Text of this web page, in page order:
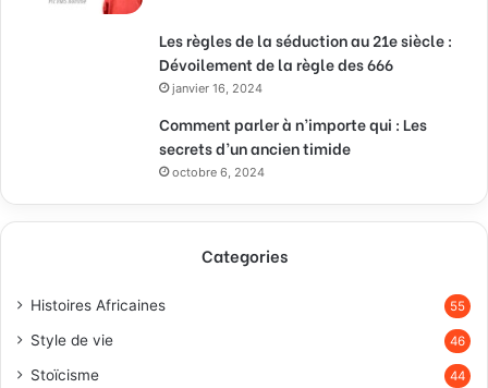
Les règles de la séduction au 21e siècle :
Dévoilement de la règle des 666
janvier 16, 2024
Comment parler à n’importe qui : Les
secrets d’un ancien timide
octobre 6, 2024
Categories
Histoires Africaines 55
Style de vie 46
Stoïcisme 44